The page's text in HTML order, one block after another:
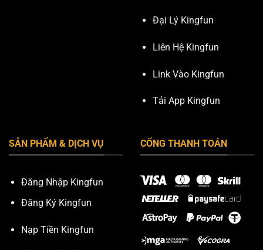
Đại Lý Kingfun
Liên Hệ Kingfun
Link Vào Kingfun
Tải App Kingfun
SẢN PHẨM & DỊCH VỤ
Đăng Nhập Kingfun
Đăng Ký Kingfun
Nạp Tiền Kingfun
CỔNG THANH TOÁN